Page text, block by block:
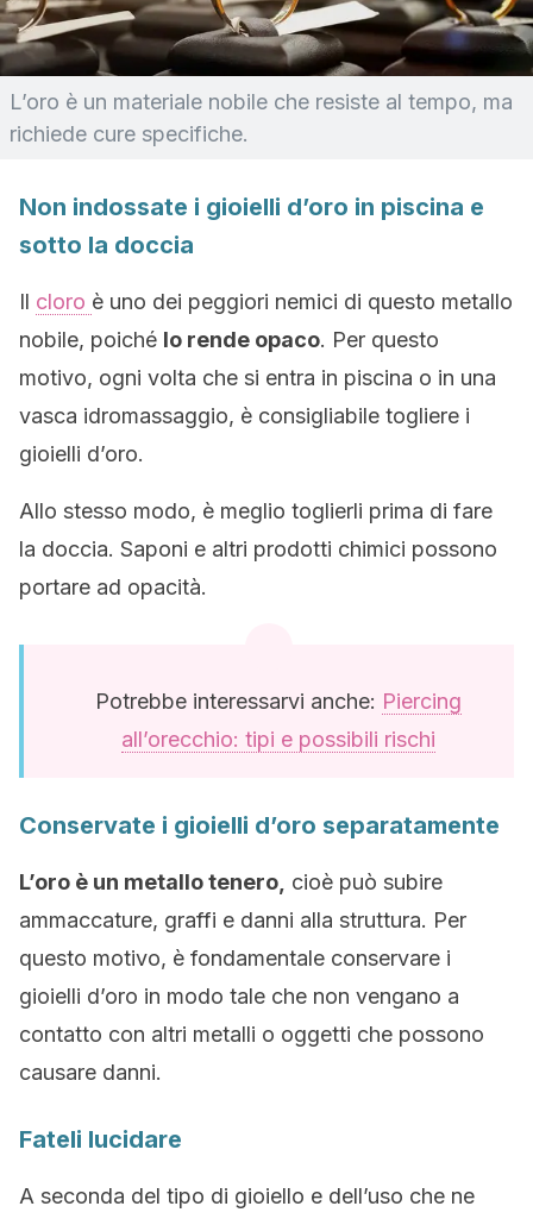
L’oro è un materiale nobile che resiste al tempo, ma
richiede cure specifiche.
Non indossate i gioielli d’oro in piscina e
sotto la doccia
Il cloro è uno dei peggiori nemici di questo metallo
nobile, poiché lo rende opaco. Per questo
motivo, ogni volta che si entra in piscina o in una
vasca idromassaggio, è consigliabile togliere i
gioielli d’oro.
Allo stesso modo, è meglio toglierli prima di fare
la doccia. Saponi e altri prodotti chimici possono
portare ad opacità.
Potrebbe interessarvi anche: Piercing
all’orecchio: tipi e possibili rischi
Conservate i gioielli d’oro separatamente
L’oro è un metallo tenero, cioè può subire
ammaccature, graffi e danni alla struttura. Per
questo motivo, è fondamentale conservare i
gioielli d’oro in modo tale che non vengano a
contatto con altri metalli o oggetti che possono
causare danni.
Fateli lucidare
A seconda del tipo di gioiello e dell’uso che ne